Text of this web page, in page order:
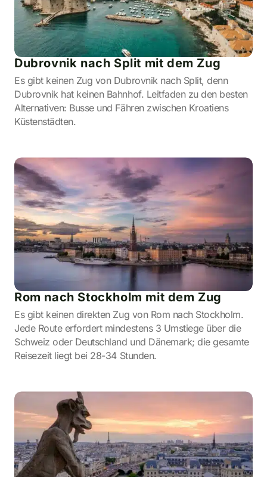
Dubrovnik nach Split mit dem Zug
Es gibt keinen Zug von Dubrovnik nach Split, denn
Dubrovnik hat keinen Bahnhof. Leitfaden zu den besten
Alternativen: Busse und Fähren zwischen Kroatiens
Küstenstädten.
Rom nach Stockholm mit dem Zug
Es gibt keinen direkten Zug von Rom nach Stockholm.
Jede Route erfordert mindestens 3 Umstiege über die
Schweiz oder Deutschland und Dänemark; die gesamte
Reisezeit liegt bei 28-34 Stunden.